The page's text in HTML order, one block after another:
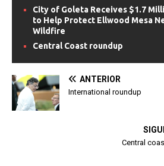
City of Goleta Receives $1.7
to Help Protect Ellwood Mesa
Wildfire
Central Coast roundup
ANTERIOR
International roundup
Central